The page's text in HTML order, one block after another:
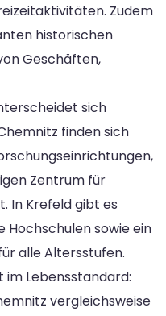
Zudem
historischen
Geschäften,
sich
finden sich
Zentrum für
In Krefeld gibt es
sowie ein
alle Altersstufen.
im Lebensstandard:
vergleichsweise